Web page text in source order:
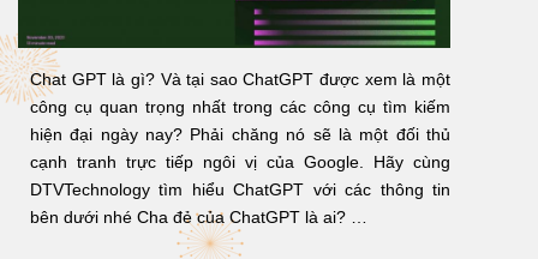
Chat GPT là gì? Và tại sao ChatGPT được xem là một
công cụ quan trọng nhất trong các công cụ tìm kiếm
hiện đại ngày nay? Phải chăng nó sẽ là một đối thủ
cạnh tranh trực tiếp ngôi vị của Google. Hãy cùng
DTVTechnology tìm hiểu ChatGPT với các thông tin
bên dưới nhé Cha đẻ của ChatGPT là ai? …